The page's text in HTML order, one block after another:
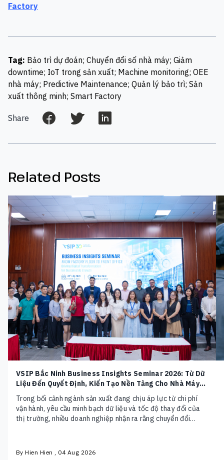
Factory
Tag: Bảo trì dự đoán; Chuyển đổi số nhà máy; Giảm
downtime; IoT trong sản xuất; Machine monitoring; OEE
nhà máy; Predictive Maintenance; Quản lý bảo trì; Sản
xuất thông minh; Smart Factory
Share
Related Posts
VSIP Bắc Ninh Business Insights Seminar 2026: Từ Dữ
Liệu Đến Quyết Định, Kiến Tạo Nền Tảng Cho Nhà Máy
Thông Minh
Trong bối cảnh ngành sản xuất đang chịu áp lực từ chi phí
vận hành, yêu cầu minh bạch dữ liệu và tốc độ thay đổi của
thị trường, nhiều doanh nghiệp nhận ra rằng chuyển đổi
By Hien Hien , 04 Aug 2026